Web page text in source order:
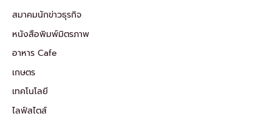
สมาคมนักข่าวธุรกิจ
หนังสือพิมพ์มิตรภาพ
อาหาร Cafe
เกษตร
เทคโนโลยี
ไลฟ์สไตส์